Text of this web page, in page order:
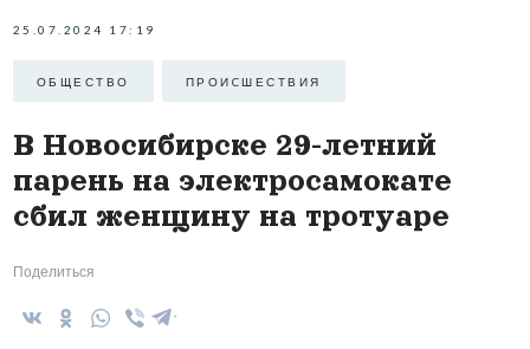
25.07.2024 17:19
ОБЩЕСТВО ПРОИCШЕСТВИЯ
В Новосибирске 29-летний
парень на электросамокате
сбил женщину на тротуаре
Поделиться